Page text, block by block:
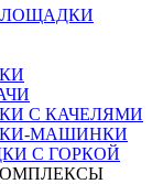
С КАЧЕЛЯМИ
МАШИНКИ
С ГОРКОЙ